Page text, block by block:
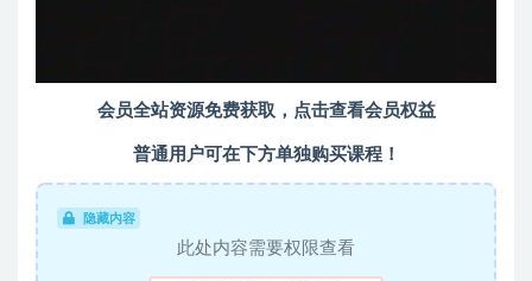
会员全站资源免费获取，点击查看会员权益
普通用户可在下方单独购买课程！
隐藏内容
此处内容需要权限查看